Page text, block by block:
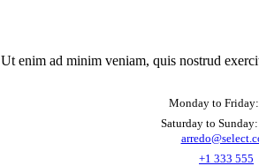
Ut enim ad minim veniam, quis nostrud
Monday to
Saturday to
+1 333 555